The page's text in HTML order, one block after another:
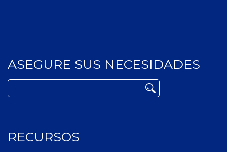
ASEGURE SUS NECESIDADES
Buscar:
RECURSOS